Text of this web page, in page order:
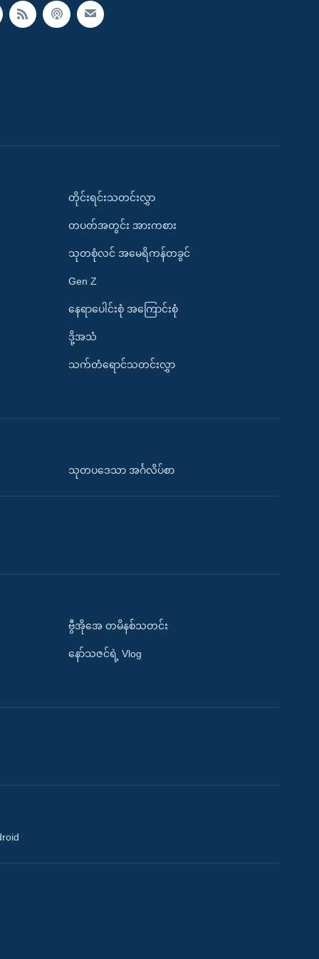
တိုင်းရင်းသတင်းလွှာ
တပတ်အတွင်း အားကစား
သုတစုံလင် အမေရိကန်တခွင်
Gen Z
နေရာပေါင်းစုံ အကြောင်းစုံ
ဒို့အသံ
သက်တံရောင်သတင်းလွှာ
သုတပဒေသာ အင်္ဂလိပ်စာ
ဗွီအိုအေ တမိနစ်သတင်း
နော်သဇင်ရဲ့ Vlog